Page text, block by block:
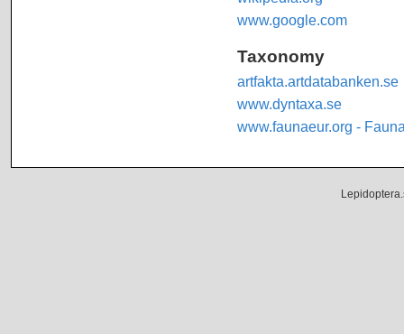
www.google.com
Taxonomy
artfakta.artdatabanken.se
www.dyntaxa.se
www.faunaeur.org -